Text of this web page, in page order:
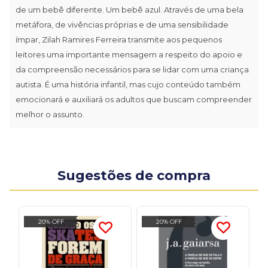
de um bebê diferente. Um bebê azul. Através de uma bela
metáfora, de vivências próprias e de uma sensibilidade
ímpar, Zilah Ramires Ferreira transmite aos pequenos
leitores uma importante mensagem a respeito do apoio e
da compreensão necessários para se lidar com uma criança
autista. É uma história infantil, mas cujo conteúdo também
emocionará e auxiliará os adultos que buscam compreender
melhor o assunto.
Sugestões de compra
20% OFF 20% OFF